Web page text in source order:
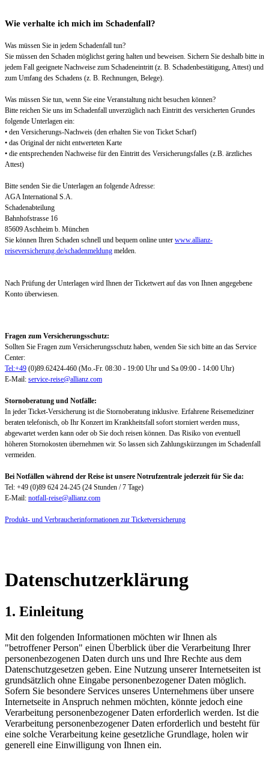
Wie verhalte ich mich im Schadenfall?
Was müssen Sie in jedem Schadenfall tun?
Sie müssen den Schaden möglichst gering halten und beweisen. Sichern Sie deshalb bitte in
jedem Fall geeignete Nachweise zum Schadeneintritt (z. B. Schadenbestätigung, Attest) und
zum Umfang des Schadens (z. B. Rechnungen, Belege).
Was müssen Sie tun, wenn Sie eine Veranstaltung nicht besuchen können?
Bitte reichen Sie uns im Schadenfall unverzüglich nach Eintritt des versicherten Grundes
folgende Unterlagen ein:
• den Versicherungs-Nachweis (den erhalten Sie von Ticket Scharf)
• das Original der nicht entwerteten Karte
• die entsprechenden Nachweise für den Eintritt des Versicherungsfalles (z.B. ärztliches
Attest)
Bitte senden Sie die Unterlagen an folgende Adresse:
AGA International S.A.
Schadenabteilung
Bahnhofstrasse 16
85609 Aschheim b. München
Sie können Ihren Schaden schnell und bequem online unter www.allianz-
reiseversicherung.de/schadenmeldung melden.
Nach Prüfung der Unterlagen wird Ihnen der Ticketwert auf das von Ihnen angegebene
Konto überwiesen.
Fragen zum Versicherungsschutz:
Sollten Sie Fragen zum Versicherungsschutz haben, wenden Sie sich bitte an das Service
Center:
Tel:+49 (0)89.62424-460 (Mo.-Fr. 08:30 - 19:00 Uhr und Sa 09:00 - 14:00 Uhr)
E-Mail: service-reise@allianz.com
Stornoberatung und Notfälle:
In jeder Ticket-Versicherung ist die Stornoberatung inklusive. Erfahrene Reisemediziner
beraten telefonisch, ob Ihr Konzert im Krankheitsfall sofort storniert werden muss,
abgewartet werden kann oder ob Sie doch reisen können. Das Risiko von eventuell
höheren Stornokosten übernehmen wir. So lassen sich Zahlungskürzungen im Schadenfall
vermeiden.
Bei Notfällen während der Reise ist unsere Notrufzentrale jederzeit für Sie da:
Tel: +49 (0)89 624 24-245 (24 Stunden / 7 Tage)
E-Mail: notfall-reise@allianz.com
Produkt- und Verbraucherinformationen zur Ticketversicherung
Datenschutzerklärung
1. Einleitung
Mit den folgenden Informationen möchten wir Ihnen als
"betroffener Person" einen Überblick über die Verarbeitung Ihrer
personenbezogenen Daten durch uns und Ihre Rechte aus dem
Datenschutzgesetzen geben. Eine Nutzung unserer Internetseiten ist
grundsätzlich ohne Eingabe personenbezogener Daten möglich.
Sofern Sie besondere Services unseres Unternehmens über unsere
Internetseite in Anspruch nehmen möchten, könnte jedoch eine
Verarbeitung personenbezogener Daten erforderlich werden. Ist die
Verarbeitung personenbezogener Daten erforderlich und besteht für
eine solche Verarbeitung keine gesetzliche Grundlage, holen wir
generell eine Einwilligung von Ihnen ein.